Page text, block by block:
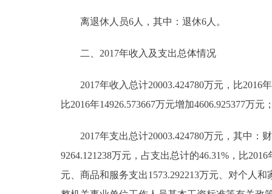
DEUTSCH
ITALIANO
离退休人员6人，其中：退休6人。
二、2017年收入及支出总体情况
2017年收入总计20003.424780万元，比2016年
比2016年14926.573667万元增加4606.925377万
2017年支出总计20003.424780万元，其中：财
9264.121238万元，占支出总计的46.31%，比
元、商品和服务支出1573.292213万元、对个人